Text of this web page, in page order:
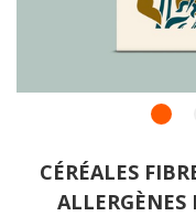
CÉRÉALES
ALLERGÈNES